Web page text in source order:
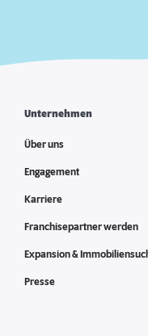
Unternehmen
Über uns
Engagement
Karriere
Franchisepartner werden
Expansion &
Presse